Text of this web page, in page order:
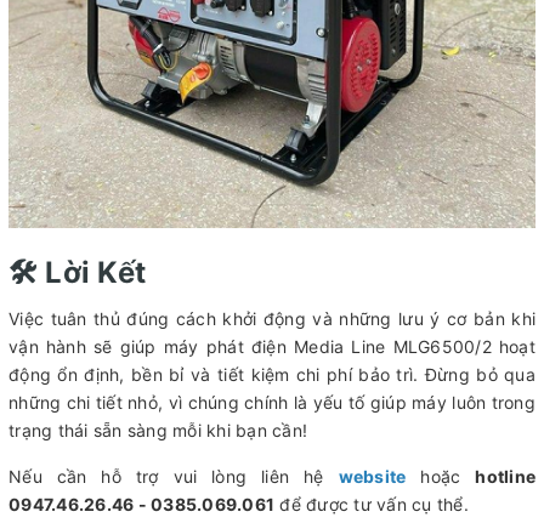
🛠️ Lời Kết
Việc tuân thủ đúng cách khởi động và những lưu ý cơ bản khi
vận hành sẽ giúp máy phát điện Media Line MLG6500/2 hoạt
động ổn định, bền bỉ và tiết kiệm chi phí bảo trì. Đừng bỏ qua
những chi tiết nhỏ, vì chúng chính là yếu tố giúp máy luôn trong
trạng thái sẵn sàng mỗi khi bạn cần!
Nếu cần hỗ trợ vui lòng liên hệ website hoặchotline
0947.46.26.46 - 0385.069.061 để được tư vấn cụ thể.